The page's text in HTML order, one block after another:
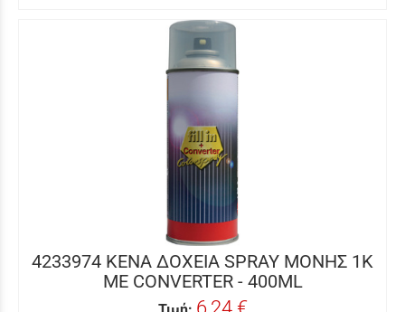
4233974 ΚΕΝΑ ΔΟΧΕΙΑ SPRAY MΟΝΗΣ 1Κ
ΜΕ CONVERTER - 400ML